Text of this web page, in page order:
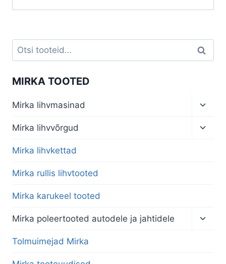
Otsi: Otsi
MIRKA TOOTED
Mirka lihvmasinad
menu
Mirka lihvvõrgud
Mirka lihvkettad
Mirka rullis lihvtooted
Mirka karukeel tooted
Mirka poleertooted autodele ja jahtidele
Tolmuimejad Mirka